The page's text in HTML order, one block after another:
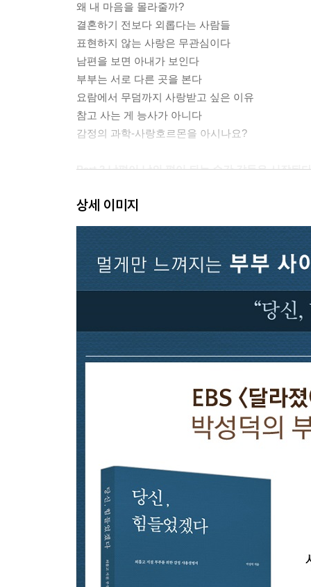
왜 내 마음을 몰라줄까?
결혼하기 전보다 외롭다는 사람들
표현하지 않는 사랑은 무관심이다
남편을 보면 아내가 보인다
부부는 서로 다른 곳을 본다
요람에서 무덤까지 사랑받고 싶은 이유
참고 사는 게 능사가 아니다
감정의 과학-사랑호르몬을 아시나요?
Part 2 남편이 남의 편이 되는 순간 갈등은 시작된다
결혼은 우선순위를 옮기는 것
부부 갈등에도 단계가 있다
밖에서만 잘하고 안에서는 침묵하는 남편
부부싸움은 ‘남자’와 ‘아내’의 싸움
아내는 공격하고 남편은 도망간다
외도는 부모의 죽음보다 더 큰 상처
배신감은 배우자를 취약하게 만든다
그럼에도 관계는 다시 회복할 수 있다
감정의 과학-거울신경과 공감
Part 4 사랑한다고 마음까지
다 알 것이라는 착각은 버려라
정서를 어루만져주면 부부의 사랑이 되살아난다
남자는 Doing, 여자는 Feeling
상세 이미지